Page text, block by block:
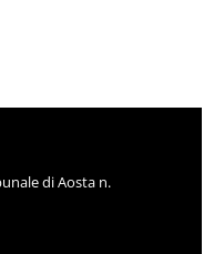
di Aosta n.